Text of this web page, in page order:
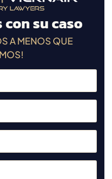
con su caso
A MENOS QUE